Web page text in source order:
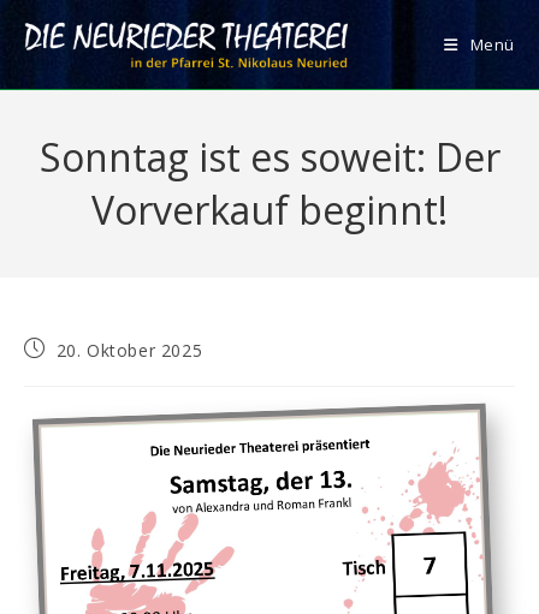
Inhalt
Menü
Sonntag ist es soweit: Der
Vorverkauf beginnt!
Beitrag20. Oktober 2025